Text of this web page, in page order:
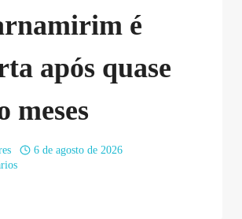
é
após quase
meses
6 de agosto de 2026